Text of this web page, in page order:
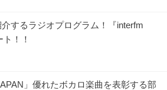
するラジオプログラム！『interfm
！！
」優れたボカロ楽曲を表彰する部